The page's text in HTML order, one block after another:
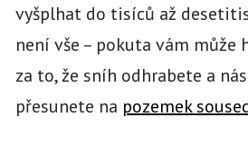
vyšplhat do tisíců až
není vše – pokuta vám
za to, že sníh odhrabete a
přesunete na pozemek